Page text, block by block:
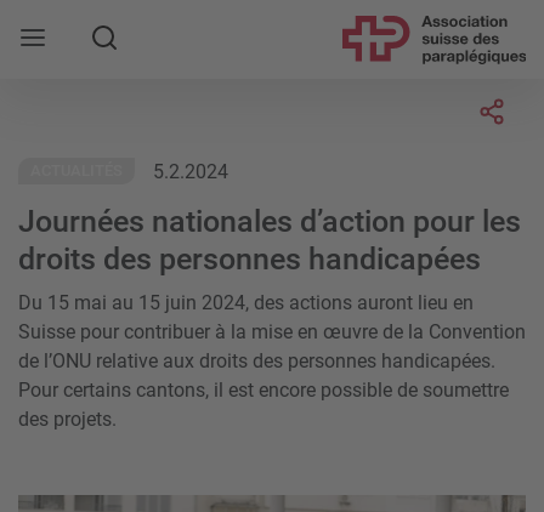
Rechercher
5.2.2024
Journées nationales d’action pour les
droits des personnes handicapées
Du 15 mai au 15 juin 2024, des actions auront lieu en
Suisse pour contribuer à la mise en œuvre de la Convention
de l’ONU relative aux droits des personnes handicapées.
Pour certains cantons, il est encore possible de soumettre
des projets.